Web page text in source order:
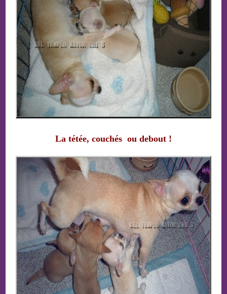
La tétée, couchés ou debout !